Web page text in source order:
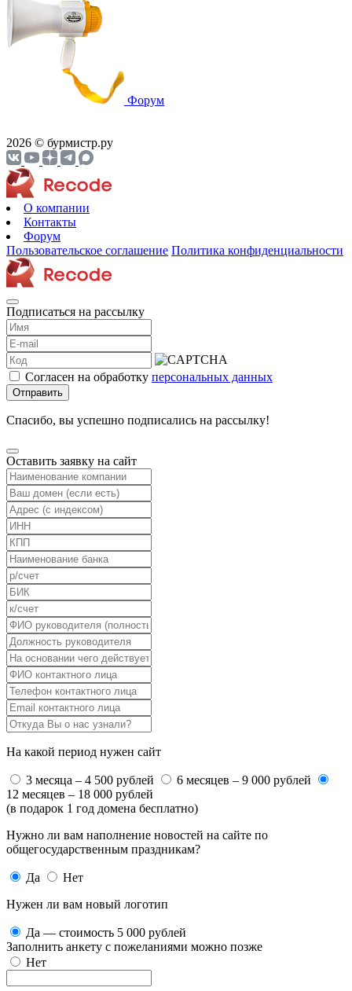
Форум
2026 © бурмистр.ру
О компании
Контакты
Форум
Пользовательское соглашение Политика конфиденциальности
Подписаться на рассылку
Согласен на обработку персональных данных
Отправить
Спасибо, вы успешно подписались на рассылку!
Оставить заявку на сайт
На какой период нужен сайт
3 месяца – 4 500 рублей
6 месяцев – 9 000 рублей
12 месяцев – 18 000 рублей
(в подарок 1 год домена бесплатно)
Нужно ли вам наполнение новостей на сайте по
общегосударственным праздникам?
Да
Нет
Нужен ли вам новый логотип
Да — стоимость 5 000 рублей
Заполнить анкету с пожеланиями можно позже
Нет